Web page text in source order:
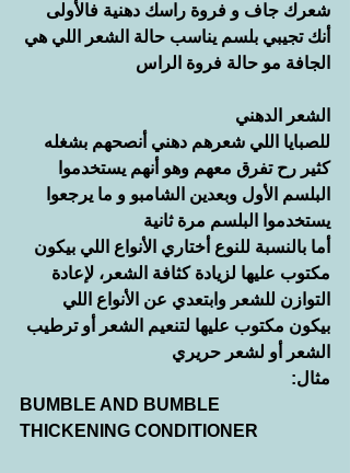
شعرك جاف و فروة راسك دهنية فالأولى
أنك تجيبي بلسم يناسب حالة الشعر اللي هي
الجافة مو حالة فروة الراس
الشعر الدهني
للصبايا اللي شعرهم دهني أنصحهم بشغله
كثير رح تفرق معهم وهو أنهم يستخدموا
البلسم الأول وبعدين الشامبو و ما يرجعوا
يستخدموا البلسم مرة ثانية
أما بالنسبة للنوع أختاري الأنواع اللي بيكون
مكتوب عليها لزيادة كثافة الشعر، لإعادة
التوازن للشعر وابتعدي عن الأنواع اللي
بيكون مكتوب عليها لتنعيم الشعر أو ترطيب
الشعر أو لشعر حريري
مثال:
BUMBLE AND BUMBLE
THICKENING CONDITIONER